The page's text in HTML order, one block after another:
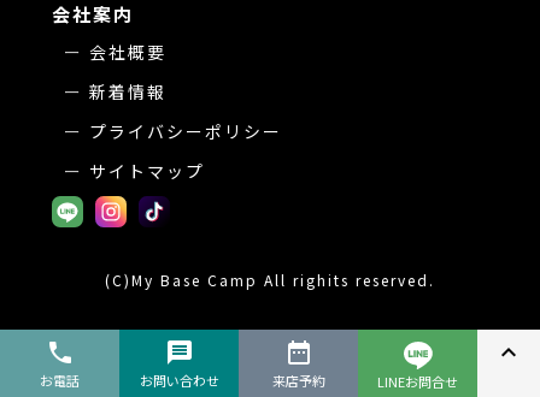
会社案内
会社概要
新着情報
プライバシーポリシー
サイトマップ
(C)My Base Camp All righits reserved.
phone
お電話
message
お問い合わせ
date_range
来店予約 LINEお問合せ
expand_less